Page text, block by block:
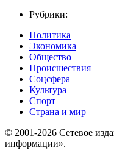
Рубрики:
Политика
Экономика
Общество
Происшествия
Соцсфера
Культура
Спорт
Страна и мир
© 2001-2026 Сетевое
информации».